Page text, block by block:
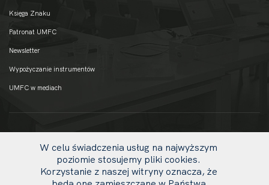
Księga Znaku
Patronat UMFC
Newsletter
Wypożyczanie instrumentów
UMFC w mediach
W celu świadczenia usług na najwyższym
poziomie stosujemy pliki cookies.
Korzystanie z naszej witryny oznacza, że